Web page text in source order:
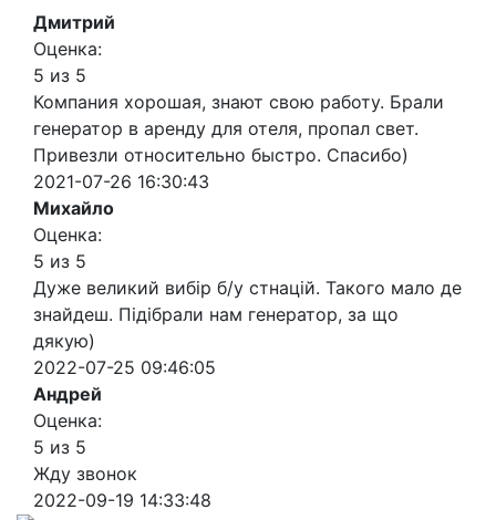
Дмитрий
Оценка:
5 из 5
Компания хорошая, знают свою работу. Брали
генератор в аренду для отеля, пропал свет.
Привезли относительно быстро. Спасибо)
2021-07-26 16:30:43
Михайло
Оценка:
5 из 5
Дуже великий вибір б/у стнацій. Такого мало де
знайдеш. Підібрали нам генератор, за що
дякую)
2022-07-25 09:46:05
Андрей
Оценка:
5 из 5
Жду звонок
2022-09-19 14:33:48